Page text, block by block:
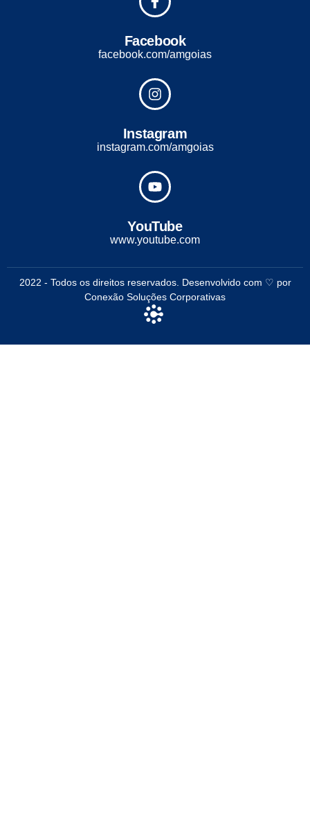
Facebook
facebook.com/amgoias
Instagram
instagram.com/amgoias
YouTube
www.youtube.com
2022 - Todos os direitos reservados. Desenvolvido com ♡ por
Conexão Soluções Corporativas